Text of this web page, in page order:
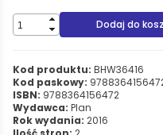
Dodaj do
Kod produktu: BHW36416
Kod paskowy:
ISBN: 9788364156472
Wydawca: Plan
Rok wydania: 2016